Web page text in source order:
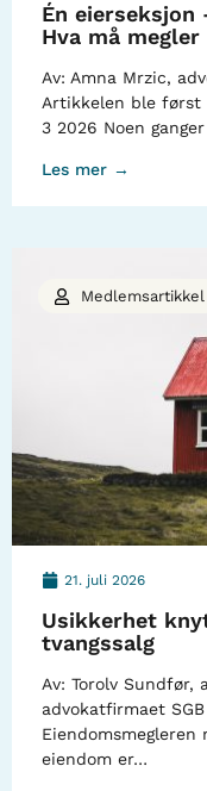
Én
Hva må
Av: Amna Mrzic,
Artikkelen ble først
3 2026 Noen
Les mer →
21. juli 2026
Usikkerhet
tvangssalg
Av: Torolv Sundfør,
advokatfirmaet
Eiendomsmegleren
eiendom er…
Medlemsartikkel